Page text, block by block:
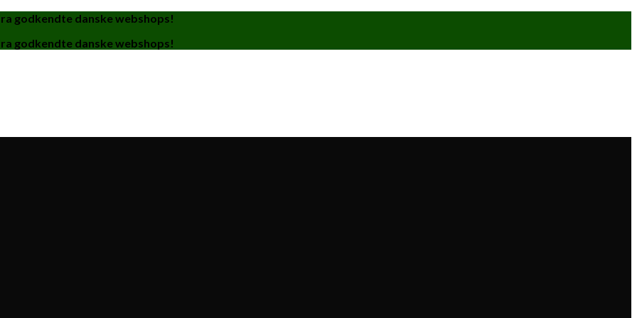
godkendte danske webshops!
godkendte danske webshops!